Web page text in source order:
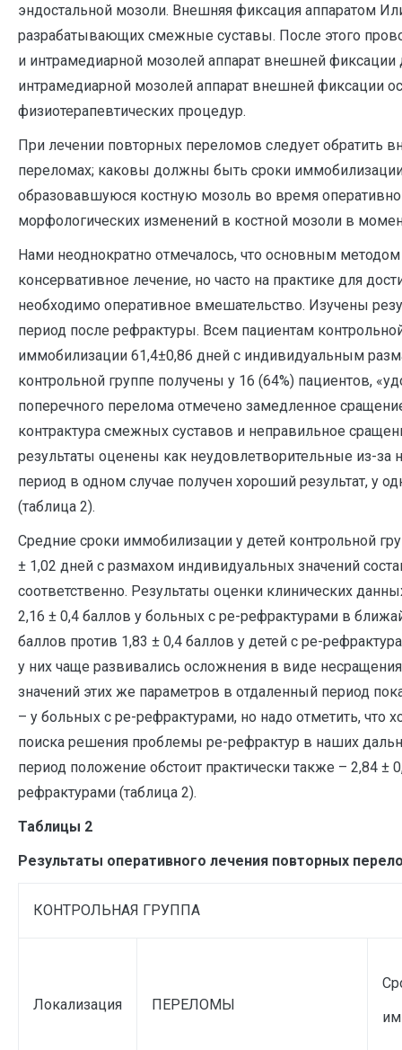
эндостальной мозоли. Внешняя фиксация аппаратом
разрабатывающих смежные суставы. После этого
и интрамедиарной мозолей аппарат внешней фиксации
интрамедиарной мозолей аппарат внешней фиксации
физиотерапевтических процедур.
При лечении повторных переломов следует
переломах; каковы должны быть сроки иммобилизации
образовавшуюся костную мозоль во время
морфологических изменений в костной мозоли в
Нами неоднократно отмечалось, что основным
консервативное лечение, но часто на практике для
необходимо оперативное вмешательство. Изучены
период после рефрактуры. Всем пациентам
иммобилизации 61,4±0,86 дней с индивидуальным
контрольной группе получены у 16 (64%) пациентов,
поперечного перелома отмечено замедленное
контрактура смежных суставов и неправильное
результаты оценены как неудовлетворительные из-
период в одном случае получен хороший результат, у
(таблица 2).
Средние сроки иммобилизации у детей контрольной
± 1,02 дней с размахом индивидуальных значений
соответственно. Результаты оценки клинических
2,16 ± 0,4 баллов у больных с ре-рефрактурами в
баллов против 1,83 ± 0,4 баллов у детей с ре-
у них чаще развивались осложнения в виде
значений этих же параметров в отдаленный период
– у больных с ре-рефрактурами, но надо отметить, что
поиска решения проблемы ре-рефрактур в наших
период положение обстоит практически также – 2,84 ±
рефрактурами (таблица 2).
Таблицы 2
Результаты оперативного лечения повторных
КОНТРОЛЬНАЯ ГРУППА
Локализация ПЕРЕЛОМЫ